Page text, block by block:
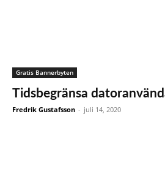
Gratis Bannerbyten
Tidsbegränsa
Fredrik Gustafsson - juli 14, 2020